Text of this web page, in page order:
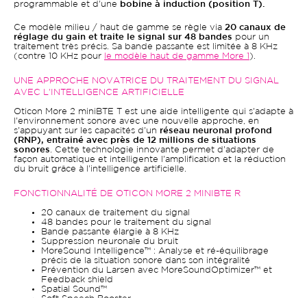
programmable et d'une bobine à induction (position T).
Ce modèle milieu / haut de gamme se règle via 20 canaux de
réglage du gain et traite le signal sur 48 bandes pour un
traitement très précis. Sa bande passante est limitée à 8 KHz
(contre 10 KHz pour
le modèle haut de gamme More 1 ).
UNE APPROCHE NOVATRICE DU TRAITEMENT DU SIGNAL
AVEC L'INTELLIGENCE ARTIFICIELLE
Oticon More 2 miniBTE T est une aide intelligente qui s'adapte à
l'environnement sonore avec une nouvelle approche, en
s'appuyant sur les capacités d'un réseau neuronal profond
(RNP), entrainé avec près de 12 millions de situations
sonores . Cette technologie innovante permet d'adapter de
façon automatique et intelligente l'amplification et la réduction
du bruit grâce à l'intelligence artificielle.
FONCTIONNALITÉ DE OTICON MORE 2 MINIBTE R
20 canaux de traitement du signal
48 bandes pour le traitement du signal
Bande passante élargie à 8 KHz
Suppression neuronale du bruit
MoreSound Intelligence™ : Analyse et ré-équilibrage
précis de la situation sonore dans son intégralité
Prévention du Larsen avec MoreSoundOptimizer™ et
Feedback shield
Spatial Sound™